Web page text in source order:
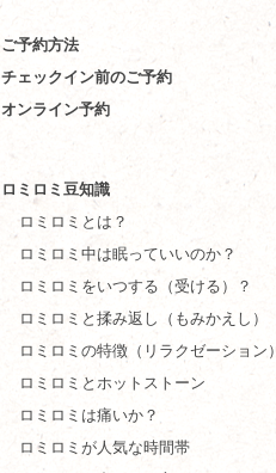
ご予約方法
チェックイン前のご予約
オンライン予約
ロミロミ豆知識
ロミロミとは？
ロミロミ中は眠っていいのか？
ロミロミをいつする（受ける）？
ロミロミと揉み返し（もみかえし）
ロミロミの特徴（リラクゼーション）
ロミロミとホットストーン
ロミロミは痛いか？
ロミロミが人気な時間帯